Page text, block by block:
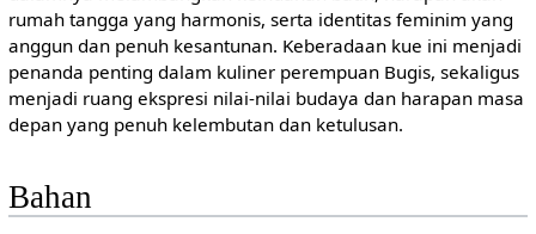
rumah tangga yang harmonis, serta identitas feminim yang
anggun dan penuh kesantunan. Keberadaan kue ini menjadi
penanda penting dalam kuliner perempuan Bugis, sekaligus
menjadi ruang ekspresi nilai-nilai budaya dan harapan masa
depan yang penuh kelembutan dan ketulusan.
Bahan